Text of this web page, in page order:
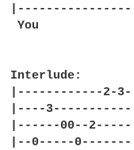
You
Interlude:
|------------2-
|----
|------00--
|--0-----